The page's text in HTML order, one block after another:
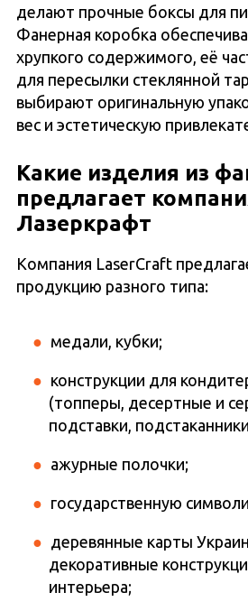
делают прочные боксы для
Фанерная коробка
хрупкого содержимого, её
для пересылки стеклянной
выбирают оригинальную
вес и эстетическую
Какие изделия из
предлагает
Лазеркрафт
Компания LaserCraft
продукцию разного типа:
медали, кубки;
конструкции для
(топперы, десертные и
подставки,
ажурные полочки;
государственную
деревянные карты
декоративные
интерьера;